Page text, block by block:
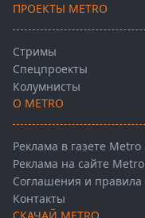
ПРОЕКТЫ METRO
Стримы
Спецпроекты
Колумнисты
О METRO
Реклама в газете Metro
Реклама на сайте Metro
Соглашения и правила
Контакты